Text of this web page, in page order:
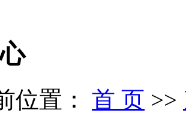
位置： 首 页 >>